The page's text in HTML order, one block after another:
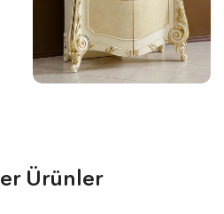
Ürünler